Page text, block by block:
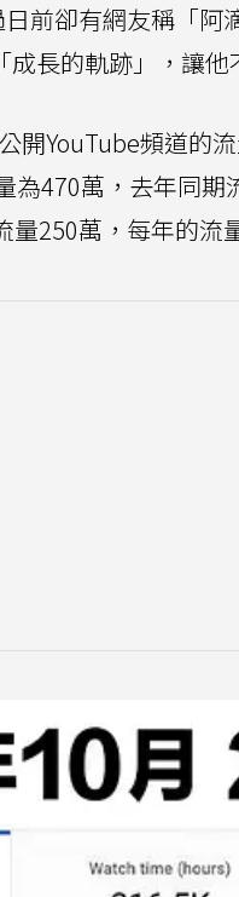
前卻有網友稱「阿
長的軌跡」，讓他
公開YouTube頻道的
470萬，去年同期
250萬，每年的流